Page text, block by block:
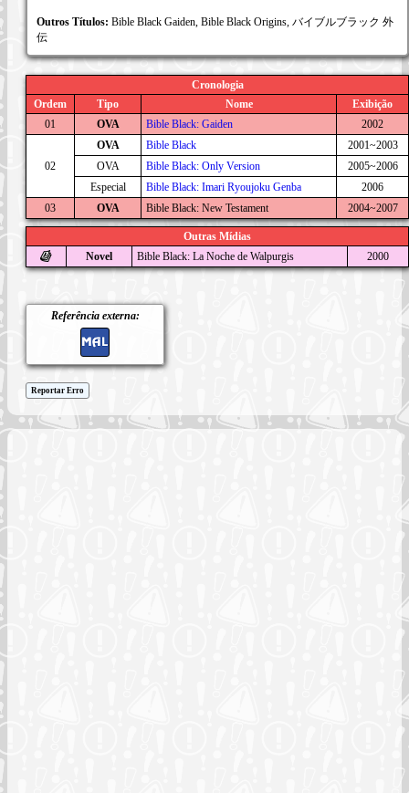
Outros Títulos: Bible Black Gaiden, Bible Black Origins, バイブルブラック 外
伝
Cronologia
Ordem
Tipo Nome
Exibição
01
OVA Bible Black: Gaiden 2002
02
OVA Bible Black
2001~2003
OVA
Bible Black: Only Version
2005~2006
Especial
Bible Black: Imari Ryoujoku Genba
2006
03
OVA Bible Black: New Testament 2004~2007
Outras Mídias
Novel
Bible Black: La Noche de Walpurgis 2000
Referência externa:
Reportar Erro